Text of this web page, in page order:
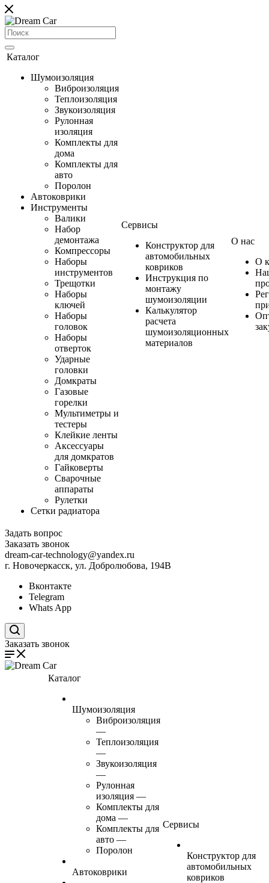
Каталог
Шумоизоляция
Виброизоляция
Теплоизоляция
Звукоизоляция
Рулонная
изоляция
Комплекты для
дома
Комплекты для
авто
Поролон
Автоковрики
Инструменты
Валики
Набор
демонтажа
Компрессоры
Наборы
инструментов
Трещотки
Наборы
ключей
Наборы
головок
Наборы
отверток
Ударные
головки
Домкраты
Газовые
горелки
Мультиметры и
тестеры
Клейкие ленты
Аксессуары
для домкратов
Гайковерты
Сварочные
аппараты
Рулетки
Сетки радиатора
Сервисы
Конструктор для
автомобильных
ковриков
Инструкция по
монтажу
шумоизоляции
Калькулятор
расчета
шумоизоляционных
материалов
О нас
О
Задать вопрос
Заказать звонок
dream-car-technology@yandex.ru
г. Новочеркасск, ул. Добролюбова, 194В
Вконтакте
Telegram
Whats App
Заказать звонок
Каталог
Шумоизоляция
Виброизоляция
—
Теплоизоляция
—
Звукоизоляция
—
Рулонная
изоляция —
Комплекты для
дома —
Комплекты для
авто —
Поролон
Автоковрики
Сервисы
Конструктор для
автомобильных
ковриков